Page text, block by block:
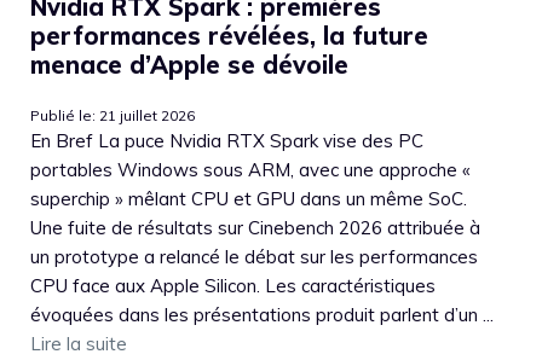
Nvidia RTX Spark : premières
performances révélées, la future
menace d’Apple se dévoile
Publié le: 21 juillet 2026
En Bref La puce Nvidia RTX Spark vise des PC
portables Windows sous ARM, avec une approche «
superchip » mêlant CPU et GPU dans un même SoC.
Une fuite de résultats sur Cinebench 2026 attribuée à
un prototype a relancé le débat sur les performances
CPU face aux Apple Silicon. Les caractéristiques
évoquées dans les présentations produit parlent d’un ...
Lire la suite